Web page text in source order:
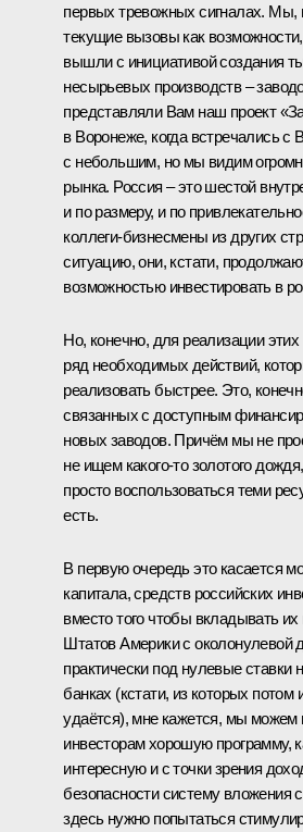
первых тревожных сигналах. Мы,
текущие вызовы как
вышли с инициативой создания
несырьевых производств –
представляли Вам наш проект
в Воронеже, когда встречались с
с небольшим, но мы видим
рынка. Россия – это шестой
и по размеру, и по
коллеги-бизнесмены из других
ситуацию, они, кстати,
возможностью инвестировать в
Но, конечно, для реализации
ряд необходимых действий,
реализовать быстрее. Это,
связанных с доступным
новых заводов. Причём мы не
не ищем какого‑то золотого
просто воспользоваться теми
есть.
В первую очередь это касается
капитала, средств российских
вместо того чтобы вкладывать
Штатов Америки с околонулевой
практически под нулевые ставки
банках (кстати, из которых потом
удаётся), мне кажется, мы можем
инвесторам хорошую программу,
интересную и с точки зрения
безопасности систему вложения
здесь нужно попытаться